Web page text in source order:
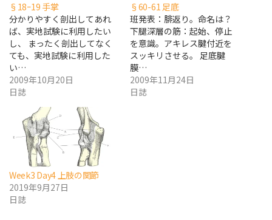
§18ｰ19 手掌
分かりやすく剖出してあれ
ば、実地試験に利用したい
し、 まったく剖出してなく
ても、実地試験に利用した
い…
2009年10月20日
日誌
§60-61 足底
班発表：腓返り。命名は？
下腿深層の筋：起始、停止
を意識。アキレス腱付近を
スッキリさせる。 足底腱
膜…
2009年11月24日
日誌
Week3 Day4 上肢の関節
2019年9月27日
日誌